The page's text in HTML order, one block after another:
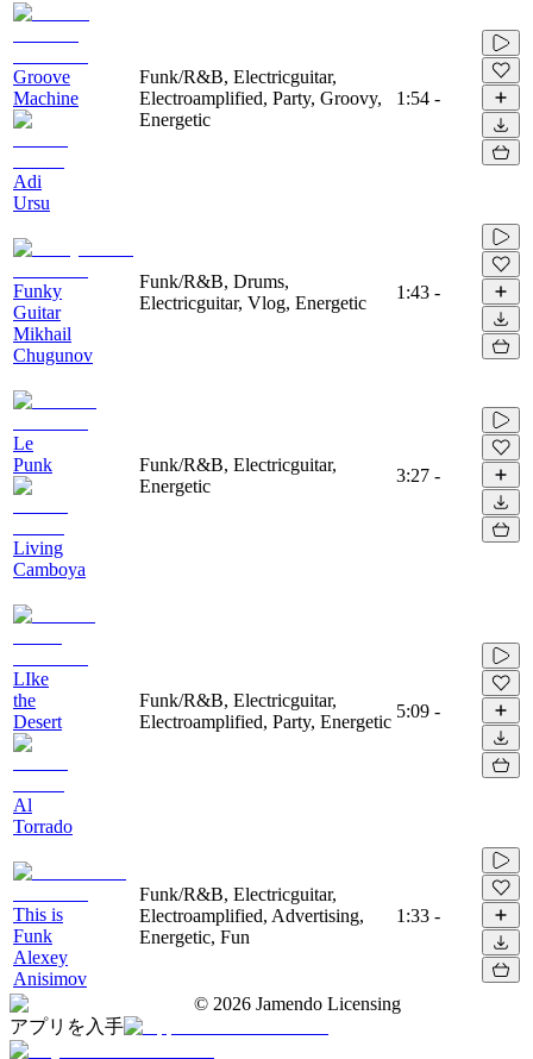
Groove
Machine
Adi
Ursu
Funk/R&B, Electricguitar,
Electroamplified, Party, Groovy,
Energetic
1:54 -
Funky
Guitar
Mikhail
Chugunov
Funk/R&B, Drums,
Electricguitar, Vlog, Energetic
1:43 -
Le
Punk
Living
Camboya
Funk/R&B, Electricguitar,
Energetic
3:27 -
LIke
the
Desert
Al
Torrado
Funk/R&B, Electricguitar,
Electroamplified, Party, Energetic
5:09 -
This is
Funk
Alexey
Anisimov
Funk/R&B, Electricguitar,
Electroamplified, Advertising,
Energetic, Fun
1:33 -
© 2026 Jamendo Licensing
アプリを入手